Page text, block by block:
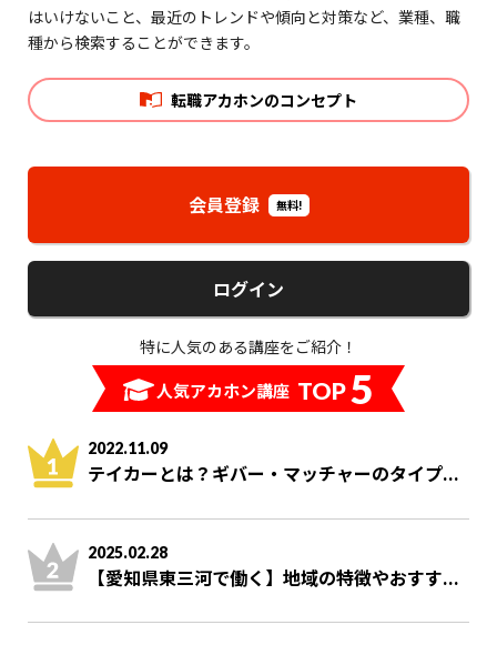
はいけないこと、最近のトレンドや傾向と対策など、業種、職
種から検索することができます。
転職アカホンのコンセプト
会員登録 無料!
ログイン
特に人気のある講座をご紹介！
人気アカホン講座 TOP5
2022.11.09
テイカーとは？ギバー・マッチャーのタイプ...
2025.02.28
【愛知県東三河で働く】地域の特徴やおすす...